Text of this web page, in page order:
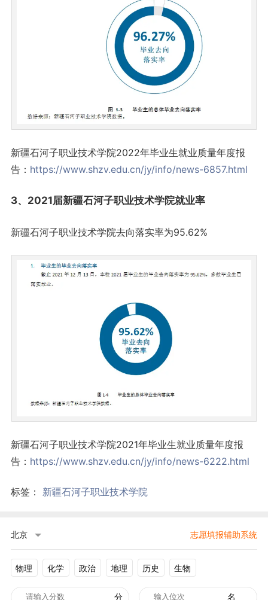
新疆石河子职业技术学院2022年毕业生就业质量年度报
告： https://www.shzv.edu.cn/jy/info/news-6857.html
3、2021届新疆石河子职业技术学院就业率
新疆石河子职业技术学院去向落实率为95.62%
新疆石河子职业技术学院2021年毕业生就业质量年度报
告： https://www.shzv.edu.cn/jy/info/news-6222.html
标签： 新疆石河子职业技术学院
北京 志愿填报辅助系统
物理 化学 政治 地理 历史 生物
分 名